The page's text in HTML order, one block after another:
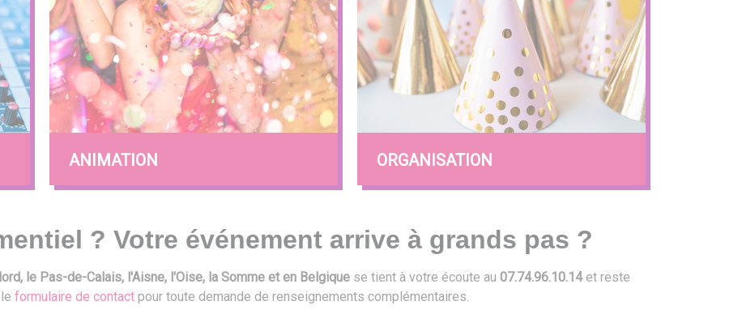
ANIMATION ORGANISATION
? Votre événement arrive à grands pas ?
le Pas-de-Calais, l'Aisne, l'Oise, la Somme et en Belgique se tient à votre écoute au 07.74.96.10.14et reste
formulaire de contact pour toute demande de renseignements complémentaires.